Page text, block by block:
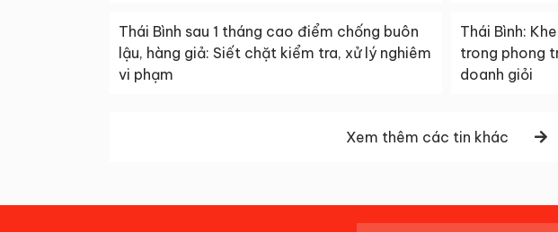
Thái Bình sau 1 tháng cao điểm chống buôn
lậu, hàng giả: Siết chặt kiểm tra, xử lý nghiêm
vi phạm
Thái Bình:
trong phong
doanh giỏi
Xem thêm các tin khác